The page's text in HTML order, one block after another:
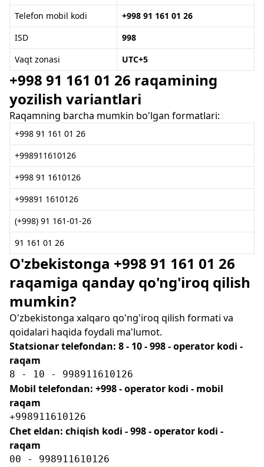
Telefon mobil kodi
+998 91 161 01 26
ISD
998
Vaqt zonasi
UTC+5
+998 91 161 01 26 raqamining
yozilish variantlari
Raqamning barcha mumkin bo'lgan formatlari:
+998 91 161 01 26
+998911610126
+998 91 1610126
+99891 1610126
(+998) 91 161-01-26
91 161 01 26
O'zbekistonga +998 91 161 01 26
raqamiga qanday qo'ng'iroq qilish
mumkin?
O'zbekistonga xalqaro qo'ng'iroq qilish formati va
qoidalari haqida foydali ma'lumot.
Statsionar telefondan: 8 - 10 - 998 - operator kodi -
raqam
8 - 10 - 998911610126
Mobil telefondan: +998 - operator kodi - mobil
raqam
+998911610126
Chet eldan: chiqish kodi - 998 - operator kodi -
raqam
00 - 998911610126